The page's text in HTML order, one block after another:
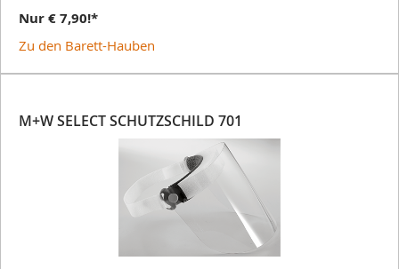
Nur € 7,90!*
Zu den Barett-Hauben
M+W SELECT SCHUTZSCHILD 701